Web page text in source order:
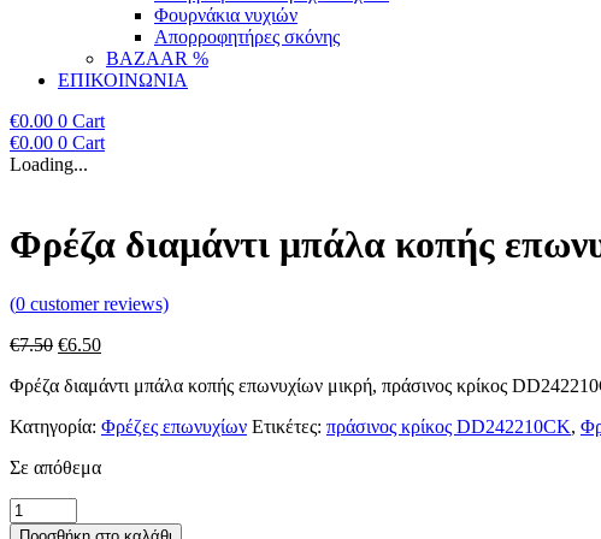
Φουρνάκια νυχιών
Απορροφητήρες σκόνης
BAZAAR %
ΕΠΙΚΟΙΝΩΝΙΑ
€0.00 0 Cart
€0.00 0 Cart
Loading...
Φρέζα διαμάντι μπάλα κοπής
(0 customer reviews)
€7.50 Original
was:
€6.50Η
τιμή
€6.50.
Φρέζα διαμάντι μπάλα κοπής επωνυχίων μικρή, πράσινος κρίκος
Κατηγορία: Φρέζες επωνυχίων Ετικέτες: πράσινος κρίκος DD242210CK,
Σε απόθεμα
Φρέζα
διαμάντι